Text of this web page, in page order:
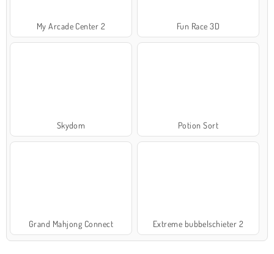
My Arcade Center 2 Fun Race 3D
Skydom Potion Sort
Grand Mahjong Connect Extreme bubbelschieter 2